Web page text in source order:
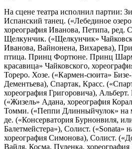
На сцене театра исполнил партии:
Испанский танец. («Лебединое
хореография Иванова, Петипа, ред.
Щелкунчик. («Щелкунчик»
Иванова, Вайнонена, Вихарева),
птица. Принц Фортюне. Принц
красавица» Чайковского,
Тореро. Хозе. («Кармен-сюита»
Дементьева), Спартак, Красс.
хореография Григоровича), Альберт.
(«Жизель» Адана, хореография
Томми. («Пеппи Длинныйчулок» на
де. («Консерватория Бурнонвиля,
Балетмейстера»), Солист. («Sonata»
хореография Симонова), Солист.
Вайля, Косма, Пуленка,